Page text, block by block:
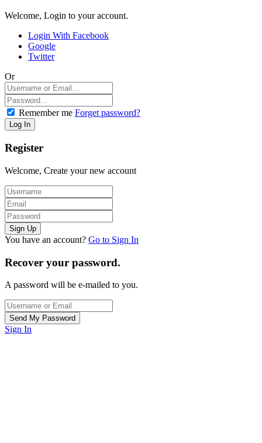
Welcome, Login to your account.
Login With Facebook
Google
Twitter
Or
Remember me Forget password?
Register
Welcome, Create your new account
You have an account? Go to Sign In
Recover your password.
A password will be e-mailed to you.
Sign In